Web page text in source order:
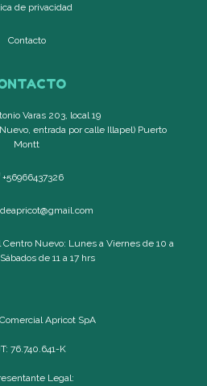
de privacidad
Contacto
Varas 203, local 19
entrada por calle Illapel) Puerto
Montt
+56966437326
Nuevo: Lunes a Viernes de 10 a
de 11 a 17 hrs
Apricot SpA
76.740.641-K
Legal: